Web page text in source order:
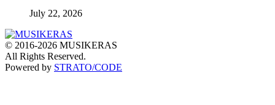
July 22, 2026
© 2016-2026 MUSIKERAS
All Rights Reserved.
Powered by STRATO/CODE